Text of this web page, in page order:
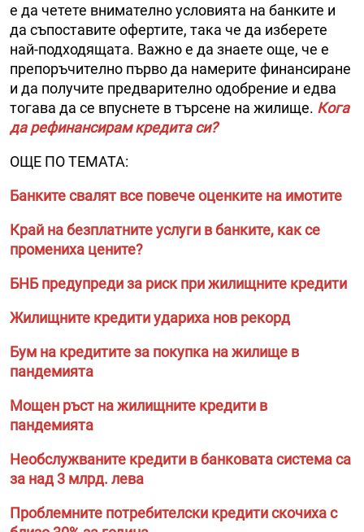
е да четете внимателно условията на банките и
да съпоставите офертите, така че да изберете
най-подходящата. Важно е да знаете още, че е
препоръчително първо да намерите финансиране
и да получите предварително одобрение и едва
тогава да се впуснете в търсене на жилище. Кога
да рефинансирам кредита си?
ОЩЕ ПО ТЕМАТА:
Банките свалят все повече оценките на имотите
Край на безплатните услуги в банките, как се
промениха цените?
БНБ предупреди за риск при жилищните кредити
Жилищните кредити удариха нов рекорд
Бум на кредитите за покупка на жилище в
пандемията
Мощен ръст на жилищните кредити в
пандемията
Необслужваните кредити в банковата система са
за над 3 млрд. лева
Проблемните потребителски кредити скочиха с